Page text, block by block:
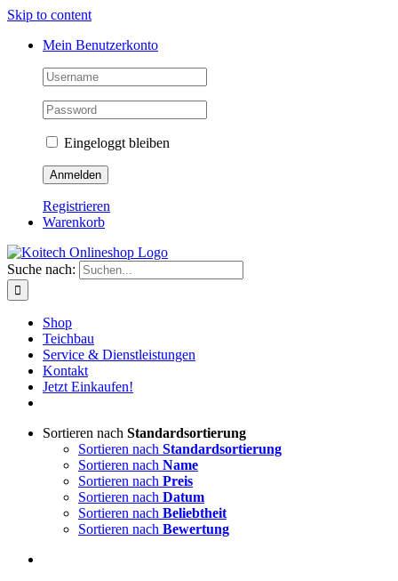
Skip to content
Mein Benutzerkonto
Eingeloggt bleiben
Registrieren
Warenkorb
Suche nach:
Shop
Teichbau
Service & Dienstleistungen
Kontakt
Jetzt Einkaufen!
Sortieren nach Standardsortierung
Sortieren nach Standardsortierung
Sortieren nach Name
Sortieren nach Preis
Sortieren nach Datum
Sortieren nach Beliebtheit
Sortieren nach Bewertung